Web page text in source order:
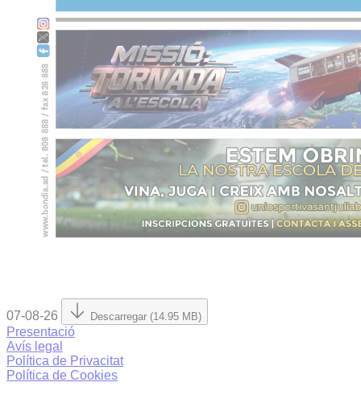
07-08-26 Descarregar (14.95 MB)
Presentació
Avís legal
Política de Privacitat
Política de Cookies